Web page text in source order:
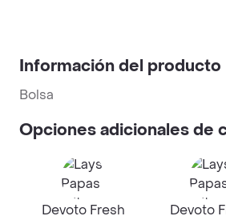
Información del producto
Bolsa
Opciones adicionales de
Devoto Fresh
Devoto